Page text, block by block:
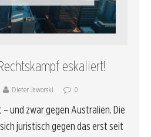
eskaliert!
Dieter Jaworski 0
und zwar gegen Australien. Die
juristisch gegen das erst seit